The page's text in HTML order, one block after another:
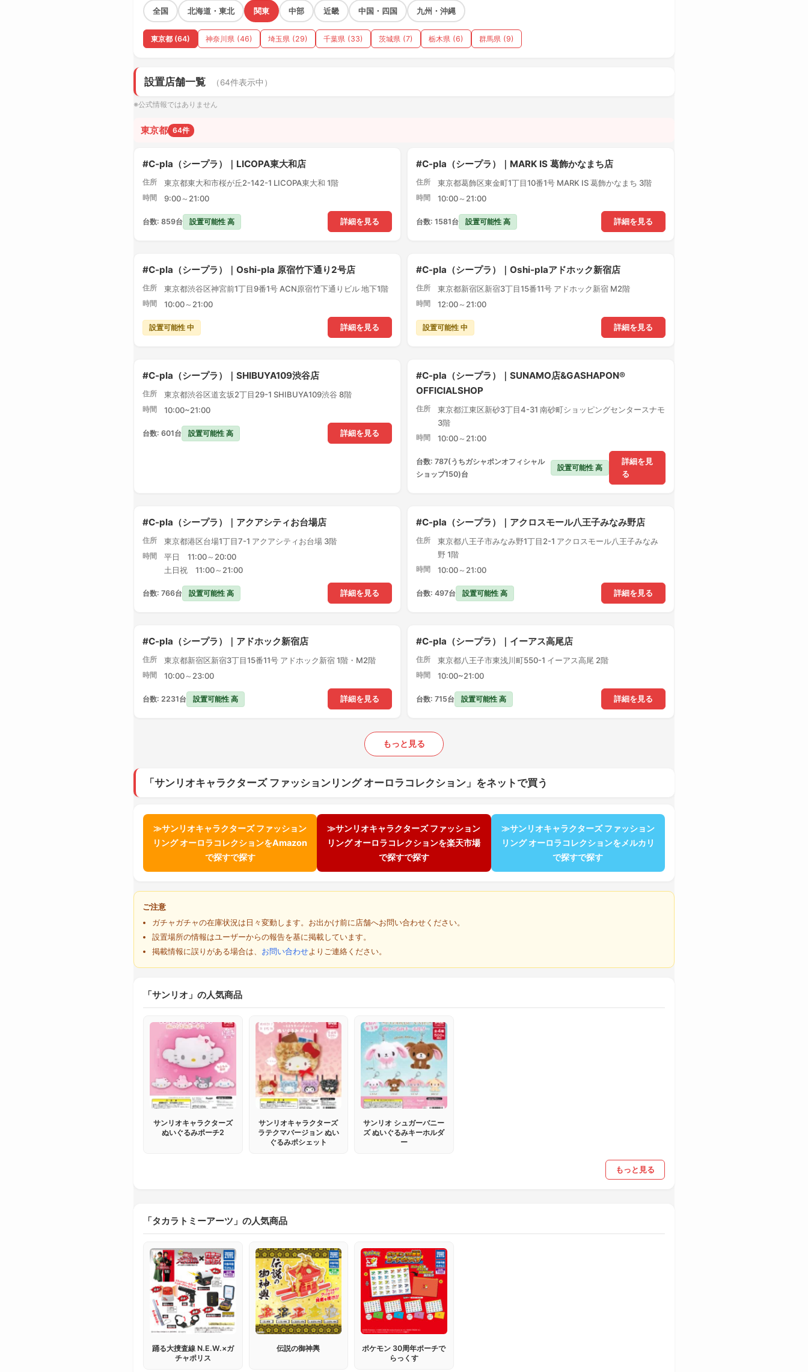
全国 北海道・東北 関東 中部 近畿 中国・四国 九州・沖縄
東京都 (64) 神奈川県 (46) 埼玉県 (29) 千葉県 (33) 茨城県 (7) 栃木県 (6) 群馬県 (9)
設置店舗一覧 （64件表示中）
※公式情報ではありません
東京都 64件
#C-pla（シープラ）｜LICOPA東大和店
住所 東京都東大和市桜が丘2-142-1 LICOPA東大和 1階
時間 9:00～21:00
詳細を見る
台数: 859台 設置可能性 高
#C-pla（シープラ）｜MARK IS 葛飾かなまち店
住所 東京都葛飾区東金町1丁目10番1号 MARK IS 葛飾かなまち 3階
時間 10:00～21:00
詳細を見る
台数: 1581台 設置可能性 高
#C-pla（シープラ）｜Oshi-pla 原宿竹下通り2号店
住所 東京都渋谷区神宮前1丁目9番1号 ACN原宿竹下通りビル 地下1階
時間 10:00～21:00
詳細を見る
設置可能性 中
#C-pla（シープラ）｜Oshi-plaアドホック新宿店
住所 東京都新宿区新宿3丁目15番11号 アドホック新宿 M2階
時間 12:00～21:00
詳細を見る
設置可能性 中
#C-pla（シープラ）｜SHIBUYA109渋谷店
住所 東京都渋谷区道玄坂2丁目29-1 SHIBUYA109渋谷 8階
時間 10:00~21:00
詳細を見る
台数: 601台 設置可能性 高
#C-pla（シープラ）｜SUNAMO店&GASHAPON®
OFFICIALSHOP
住所
東京都江東区新砂3丁目4-31 南砂町ショッピングセンタースナモ
3階
時間 10:00～21:00
詳細を見
る
台数: 787(うちガシャポンオフィシャル
ショップ150)台
設置可能性 高
#C-pla（シープラ）｜アクアシティお台場店
住所 東京都港区台場1丁目7-1 アクアシティお台場 3階
時間
平日 11:00～20:00
土日祝 11:00～21:00
詳細を見る
台数: 766台 設置可能性 高
#C-pla（シープラ）｜アクロスモール八王子みなみ野店
住所
東京都八王子市みなみ野1丁目2-1 アクロスモール八王子みなみ
野 1階
時間 10:00～21:00
詳細を見る
台数: 497台 設置可能性 高
#C-pla（シープラ）｜アドホック新宿店
住所 東京都新宿区新宿3丁目15番11号 アドホック新宿 1階・M2階
時間 10:00～23:00
詳細を見る
台数: 2231台 設置可能性 高
#C-pla（シープラ）｜イーアス高尾店
住所 東京都八王子市東浅川町550-1 イーアス高尾 2階
時間 10:00~21:00
詳細を見る
台数: 715台 設置可能性 高
もっと見る
「サンリオキャラクターズ ファッションリング オーロラコレクション」をネットで買う
≫サンリオキャラクターズ ファッション
リング オーロラコレクションをAmazon
で探すで探す
≫サンリオキャラクターズ ファッション
リング オーロラコレクションを楽天市場
で探すで探す
≫サンリオキャラクターズ ファッション
リング オーロラコレクションをメルカリ
で探すで探す
ご注意
ガチャガチャの在庫状況は日々変動します。お出かけ前に店舗へお問い合わせください。
設置場所の情報はユーザーからの報告を基に掲載しています。
掲載情報に誤りがある場合は、 お問い合わせよりご連絡ください。
「サンリオ」の人気商品
サンリオキャラクターズ
ぬいぐるみポーチ2
サンリオキャラクターズ
ラテクマバージョン ぬい
ぐるみポシェット
サンリオ シュガーバニー
ズ ぬいぐるみキーホルダ
ー
もっと見る
「タカラトミーアーツ」の人気商品
踊る大捜査線 N.E.W.×ガ
チャポリス
伝説の御神輿
ポケモン 30周年ポーチで
らっくす